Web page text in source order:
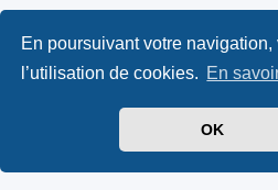
En poursuivant votre navigation,
l’utilisation de cookies. En
OK